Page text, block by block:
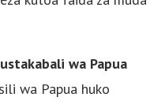
wa Papua
wa Papua huko